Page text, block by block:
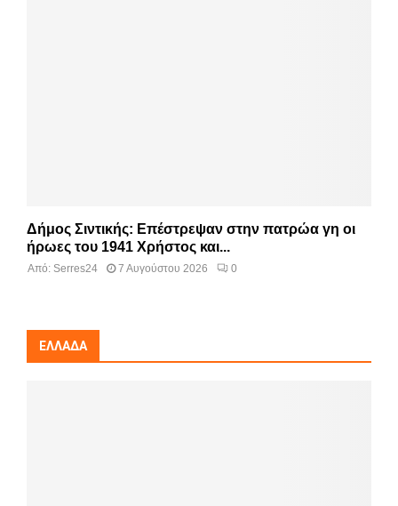
Δήμος Σιντικής: Επέστρεψαν στην πατρώα γη οι
ήρωες του 1941 Χρήστος και...
Από: Serres24 7 Αυγούστου 2026 0
ΕΛΛΆΔΑ